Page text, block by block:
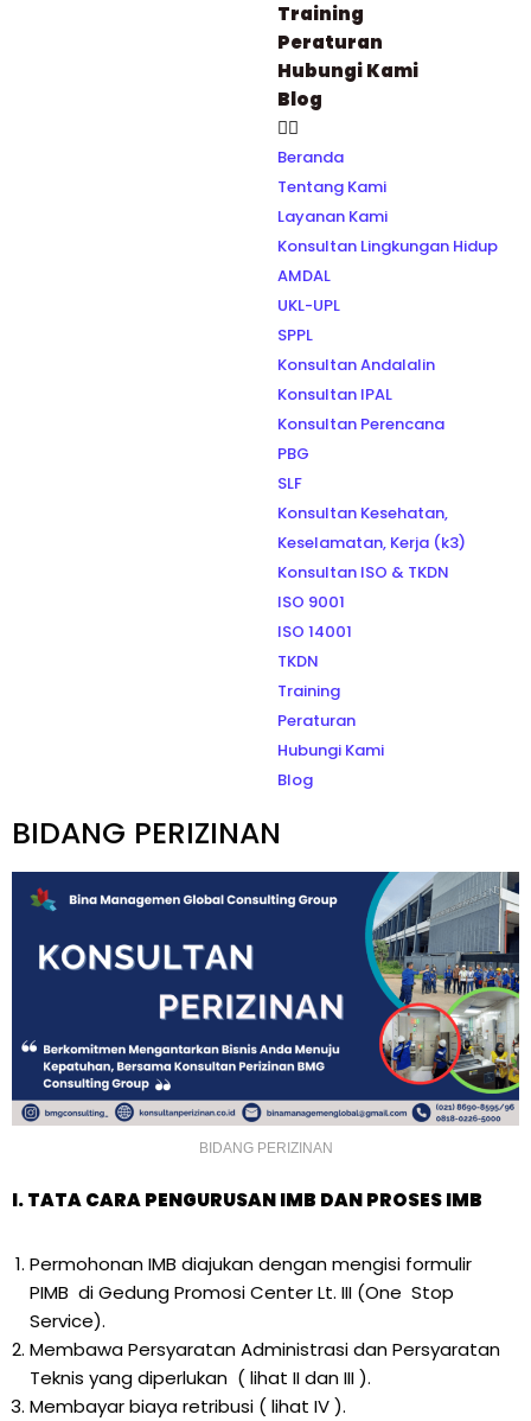
Training
Peraturan
Hubungi Kami
Blog
Beranda
Tentang Kami
Layanan Kami
Konsultan Lingkungan Hidup
AMDAL
UKL-UPL
SPPL
Konsultan Andalalin
Konsultan IPAL
Konsultan Perencana
PBG
SLF
Konsultan Kesehatan,
Keselamatan, Kerja (k3)
Konsultan ISO & TKDN
ISO 9001
ISO 14001
TKDN
Training
Peraturan
Hubungi Kami
Blog
BIDANG PERIZINAN
BIDANG PERIZINAN
I. TATA CARA PENGURUSAN IMB DAN PROSES IMB
Permohonan IMB diajukan dengan mengisi formulir
PIMB di Gedung Promosi Center Lt. III (One Stop
Service).
Membawa Persyaratan Administrasi dan Persyaratan
Teknis yang diperlukan ( lihat II dan III ).
Membayar biaya retribusi ( lihat IV ).